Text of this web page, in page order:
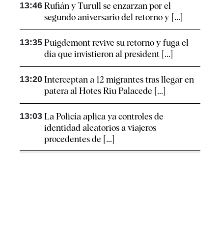
13:46 Rufián y Turull se enzarzan por el
segundo aniversario del retorno y [...]
13:35 Puigdemont revive su retorno y fuga el
día que invistieron al president [...]
13:20 Interceptan a 12 migrantes tras llegar en
patera al Hotes Riu Palacede [...]
13:03 La Policía aplica ya controles de
identidad aleatorios a viajeros
procedentes de [...]